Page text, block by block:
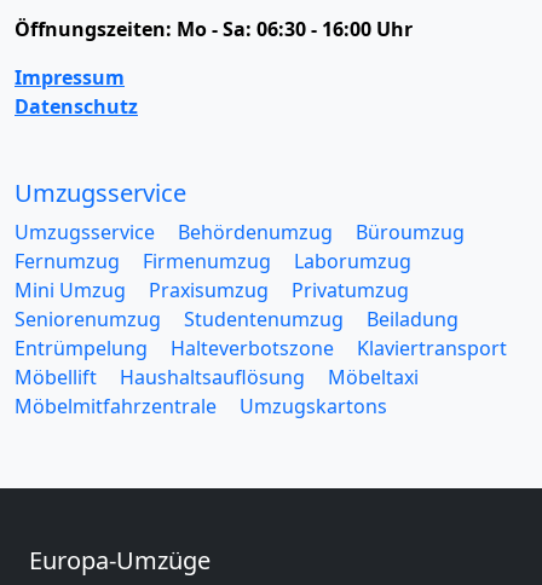
Öffnungszeiten: Mo - Sa: 06:30 - 16:00 Uhr
Impressum
Datenschutz
Umzugsservice
Umzugsservice Behördenumzug
Büroumzug
Fernumzug
Firmenumzug
Laborumzug
Mini Umzug
Praxisumzug
Privatumzug
Seniorenumzug
Studentenumzug
Beiladung
Entrümpelung
Halteverbotszone
Klaviertransport
Möbellift
Haushaltsauflösung
Möbeltaxi
Möbelmitfahrzentrale
Umzugskartons
Europa-Umzüge